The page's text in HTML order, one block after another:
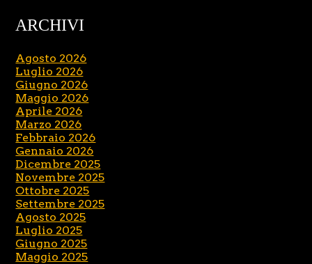
ARCHIVI
Agosto 2026
Luglio 2026
Giugno 2026
Maggio 2026
Aprile 2026
Marzo 2026
Febbraio 2026
Gennaio 2026
Dicembre 2025
Novembre 2025
Ottobre 2025
Settembre 2025
Agosto 2025
Luglio 2025
Giugno 2025
Maggio 2025